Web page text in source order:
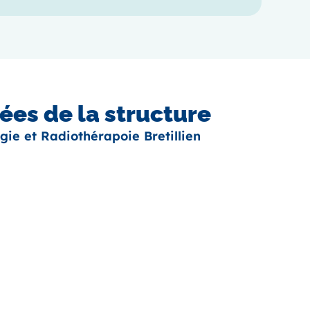
de la structure
et Radiothérapoie Bretillien